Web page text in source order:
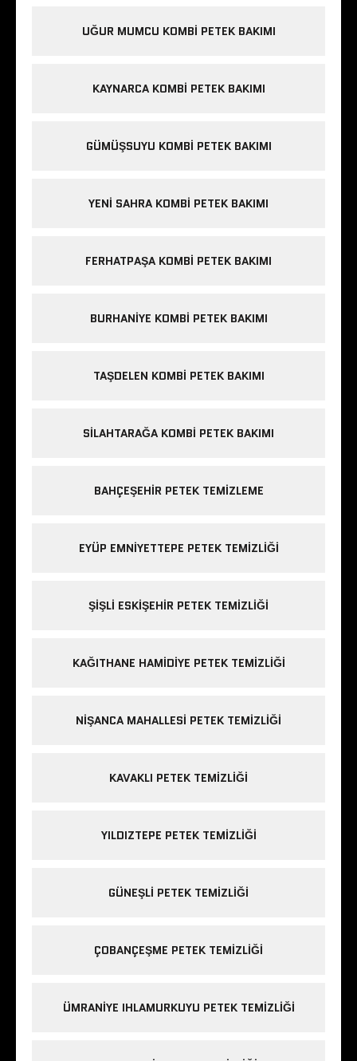
UĞUR MUMCU KOMBI PETEK BAKIMI
KAYNARCA KOMBI PETEK BAKIMI
GÜMÜŞSUYU KOMBI PETEK BAKIMI
YENI SAHRA KOMBI PETEK BAKIMI
FERHATPAŞA KOMBI PETEK BAKIMI
BURHANIYE KOMBI PETEK BAKIMI
TAŞDELEN KOMBI PETEK BAKIMI
SILAHTARAĞA KOMBI PETEK BAKIMI
BAHÇEŞEHIR PETEK TEMIZLEME
EYÜP EMNIYETTEPE PETEK TEMIZLIĞI
ŞIŞLI ESKIŞEHIR PETEK TEMIZLIĞI
KAĞITHANE HAMIDIYE PETEK TEMIZLIĞI
NIŞANCA MAHALLESI PETEK TEMIZLIĞI
KAVAKLI PETEK TEMIZLIĞI
YILDIZTEPE PETEK TEMIZLIĞI
GÜNEŞLI PETEK TEMIZLIĞI
ÇOBANÇEŞME PETEK TEMIZLIĞI
ÜMRANIYE IHLAMURKUYU PETEK TEMIZLIĞI